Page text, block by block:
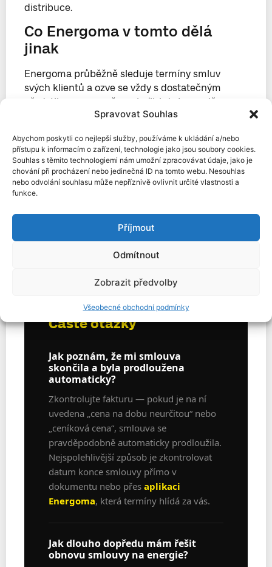
Spravovat Souhlas
Abychom poskytli co nejlepší služby, používáme k ukládání a/nebo
přístupu k informacím o zařízení, technologie jako jsou soubory cookies.
Souhlas s těmito technologiemi nám umožní zpracovávat údaje, jako je
chování při procházení nebo jedinečná ID na tomto webu. Nesouhlas
nebo odvolání souhlasu může nepříznivě ovlivnit určité vlastnosti a
funkce.
Příjmout
Odmítnout
Zobrazit předvolby
Všeobecné obchodní podmínky
distribuce.
Co Energoma v tomto dělá
jinak
Energoma průběžně sleduje termíny smluv
svých klientů a ozve se vždy s dostatečným
předstihem — ne až ve chvíli, kdy je pozdě.
Zároveň analyzuje data z odběrných míst. Pokud
nastavenými parametry distribuce, upozorní na
to klienta proaktivně — bez čekání na podnět z
jeho strany.
Největší úspory vznikají správným načasováním
smlouva sama skončí. Pokud chcete vědět, jestli
nám poslední roční vyúčtování. Podíváme se na
Časté otázky
Jak poznám, že mi smlouva
skončila a byla prodloužena
automaticky?
Zkontrolujte fakturu — pokud je na ní
uvedena „cena na dobu neurčitou“ nebo
„ceníková cena“, smlouva se
pravděpodobně automaticky prodloužila.
Nejspolehlivější způsob je zkontrolovat
datum konce smlouvy přímo v
dokumentu nebo přes aplikaci
Energoma, která termíny hlídá za vás.
Jak dlouho dopředu mám řešit
obnovu smlouvy na energie?